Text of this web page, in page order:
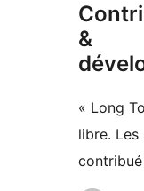
&
« Long
libre. Les